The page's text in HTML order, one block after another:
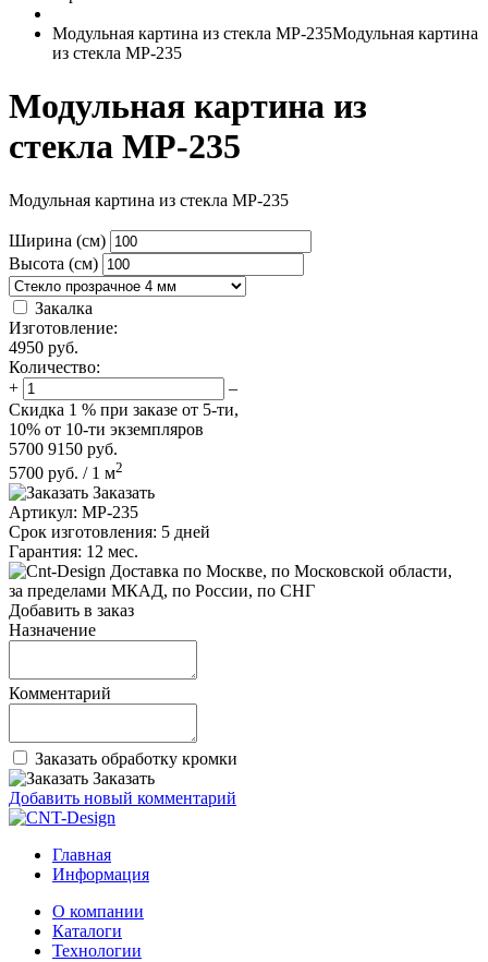
Модульная картина из стекла MP-235Модульная картина
из стекла MP-235
Модульная картина из
стекла MP-235
Модульная картина из стекла MP-235
Ширина (см)
Высота (см)
Закалка
Изготовление:
4950 руб.
Количество:
+
–
Скидка 1 % при заказе от 5-ти,
10% от 10-ти экземпляров
5700 9150 руб.
5700 руб. / 1 м2
Заказать
Артикул: MP-235
Срок изготовления: 5 дней
Гарантия: 12 мес.
по Москве, по Московской области,
за пределами МКАД, по России, по СНГ
Добавить в заказ
Назначение
Комментарий
Заказать обработку кромки
Заказать
Добавить новый комментарий
Главная
Информация
О компании
Каталоги
Технологии